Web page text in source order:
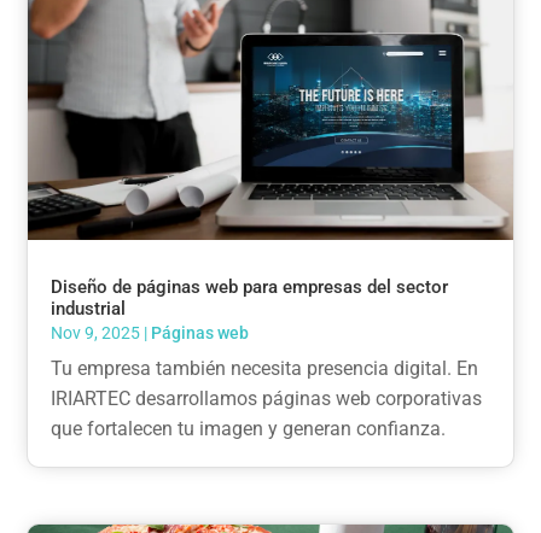
Diseño de páginas web para empresas del sector
industrial
Nov 9, 2025 | Páginas web
Tu empresa también necesita presencia digital. En
IRIARTEC desarrollamos páginas web corporativas
que fortalecen tu imagen y generan confianza.